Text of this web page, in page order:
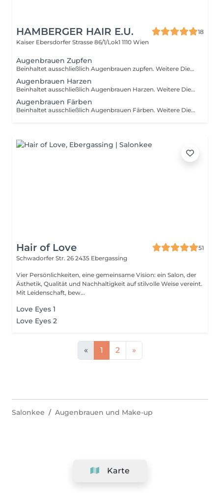
HAMBERGER HAIR E.U.
18
Kaiser Ebersdorfer Strasse 86/1/Lok1 1110 Wien
Augenbrauen Zupfen
Beinhaltet ausschließlich Augenbrauen zupfen. Weitere Dienstleistungen sind separat zubuchbar.
Augenbrauen Harzen
Beinhaltet ausschließlich Augenbrauen Harzen. Weitere Dienstleistungen sind separat zubuchbar.
Augenbrauen Färben
Beinhaltet ausschließlich Augenbrauen Färben. Weitere Dienstleistungen sind separat zubuchbar.
Hair of Love
51
Schwadorfer Str. 26 2435 Ebergassing
Vier Persönlichkeiten, eine gemeinsame Vision: ein Salon, der
Ästhetik, Qualität und Nachhaltigkeit auf stilvolle Weise vereint.
Mit Leidenschaft, bew...
Love Eyes 1
Love Eyes 2
« 1 2 »
Karte
Salonkee Augenbrauen und Make-up